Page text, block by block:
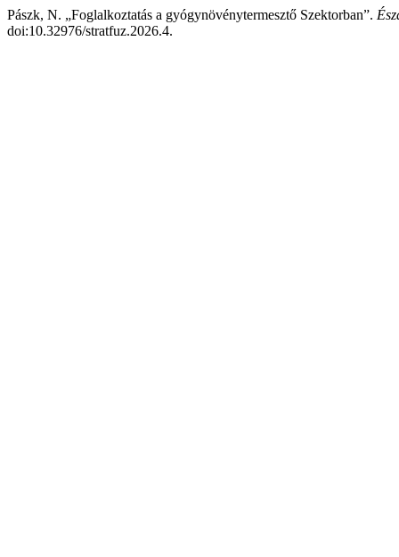
Pászk, N. „Foglalkoztatás a gyógynövénytermesztő Szektorban”.
doi:10.32976/stratfuz.2026.4.